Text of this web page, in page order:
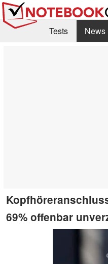
Tests News
69% offenbar